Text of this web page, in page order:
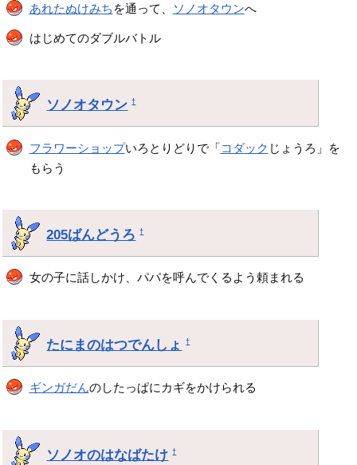
あれたぬけみち を通って、 ソノオタウンへ
はじめてのダブルバトル
ソノオタウン †
フラワーショップいろとりどりで「コダック じょうろ」を
もらう
205ばんどうろ †
女の子に話しかけ、パパを呼んでくるよう頼まれる
たにまのはつでんしょ †
ギンガだんのしたっぱにカギをかけられる
ソノオのはなばたけ †